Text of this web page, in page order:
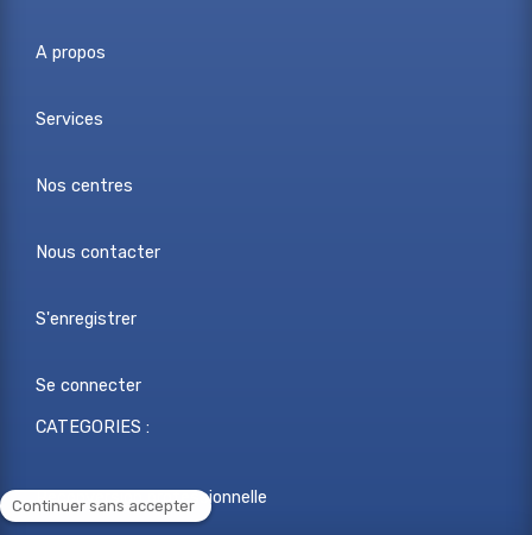
A propos
Services
Nos centres
Nous contacter
S'enregistrer
Se connecter
CATEGORIES :
Reconversion professionnelle